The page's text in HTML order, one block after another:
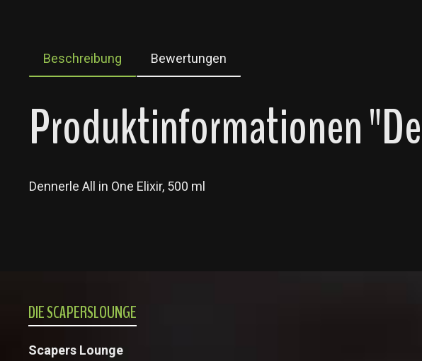
Beschreibung Bewertungen
Produktinformationen
Dennerle All in One Elixir, 500 ml
DIE SCAPERSLOUNGE
Scapers Lounge